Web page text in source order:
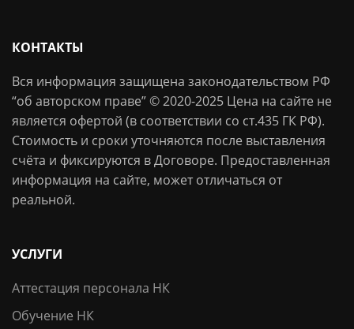
КОНТАКТЫ
Вся информация защищена законодательством РФ
“об авторском праве” © 2020-2025 Цена на сайте не
является офертой (в соответствии со ст.435 ГК РФ).
Стоимость и сроки уточняются после выставления
счёта и фиксируются в Договоре. Предоставленная
информация на сайте, может отличаться от
реальной.
УСЛУГИ
Аттестация персонала НК
Обучение НК